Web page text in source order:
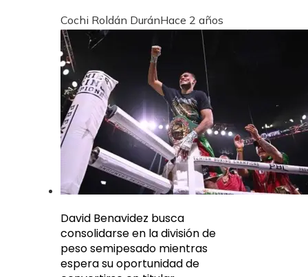
Cochi Roldán DuránHace 2 años
David Benavidez busca
consolidarse en la división de
peso semipesado mientras
espera su oportunidad de